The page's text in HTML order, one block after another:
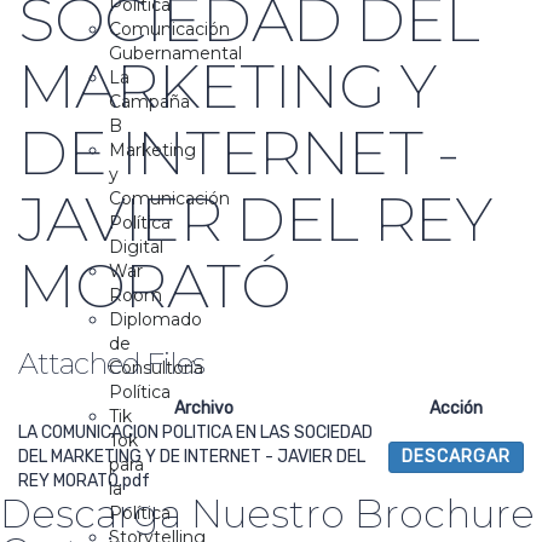
Política
Comunicación
Gubernamental
La
Campaña
B
Marketing
y
Comunicación
Política
Digital
War
Room
Diplomado
de
Consultoría
Política
Tik
Tok
para
la
Política
Storytelling
SOCIEDAD DEL
MARKETING Y
DE INTERNET -
JAVIER DEL REY
MORATÓ
Attached Files
Archivo
Acción
LA COMUNICACION POLITICA EN LAS SOCIEDAD
DEL MARKETING Y DE INTERNET - JAVIER DEL
REY MORATÓ.pdf
DESCARGAR
Descarga Nuestro Brochure